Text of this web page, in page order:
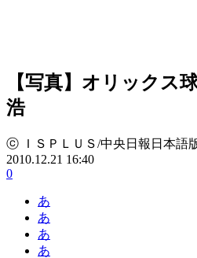
【写真】オリックス
浩
ⓒ ＩＳＰＬＵＳ/中央日報日本語
2010.12.21 16:40
0
あ
あ
あ
あ